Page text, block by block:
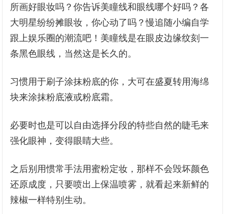
所画好眼妆吗？你告诉美瞳线和眼线哪个好吗？各
大明星纷纷摊眼妆，你心动了吗？慢追随小编自学
跟上娱乐圈的潮流吧！美瞳线是在眼皮边缘纹刻一
条黑色眼线，当然这是长久的。
习惯用于刷子涂抹粉底的你，大可在盛夏转用海绵
块来涂抹粉底液或粉底霜。
必要时也是可以自由选择分段的特些自然的睫毛来
强化眼神，变得眼睛大些。
之后别用惯常手法用蜜粉定妆，那样不会毁坏颜色
还原成度，只要喷出上保温喷雾，就看起来新鲜的
辣椒一样特别生动。